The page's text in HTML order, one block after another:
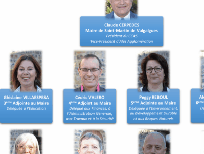
devenant majeur est
électorales de la commune
les démarches de
ans. Une inscription d’office
d’un recensement tardif
le recensement.
à être inscrit sur les listes